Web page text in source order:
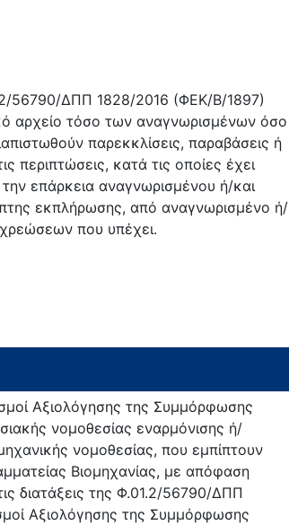
56790/ΔΠΠ 1828/2016 (ΦΕΚ/Β/1897)
αρχείο τόσο των αναγνωρισμένων όσο
παρεκκλίσεις, παραβάσεις ή
περιπτώσεις, κατά τις οποίες έχει
επάρκεια αναγνωρισμένου ή/και
εκπλήρωσης, από αναγνωρισμένο ή/
που υπέχει.
Αξιολόγησης της Συμμόρφωσης
νομοθεσίας εναρμόνισης ή/
νομοθεσίας, που εμπίπτουν
Βιομηχανίας, με απόφαση
διατάξεις της Φ.01.2/56790/ΔΠΠ
Αξιολόγησης της Συμμόρφωσης